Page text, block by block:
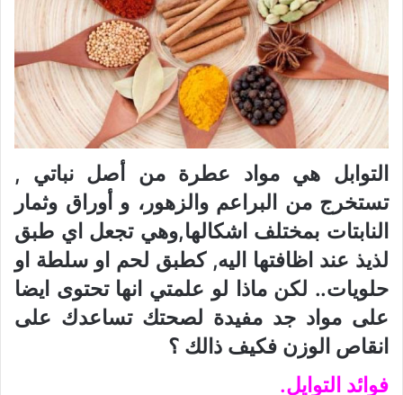
التوابل هي مواد عطرة من أصل نباتي ,
تستخرج من البراعم والزهور، و أوراق وثمار
النابتات بمختلف اشكالها,وهي تجعل اي طبق
لذيذ عند اظافتها اليه, كطبق لحم او سلطة او
حلويات.. لكن ماذا لو علمتي انها تحتوى ايضا
على مواد جد مفيدة لصحتك تساعدك على
انقاص الوزن فكيف ذالك ؟
فوائد التوايل.